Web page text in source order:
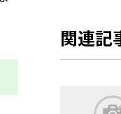
関連記